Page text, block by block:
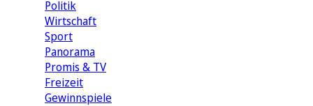
Politik
Wirtschaft
Sport
Panorama
Promis & TV
Freizeit
Gewinnspiele